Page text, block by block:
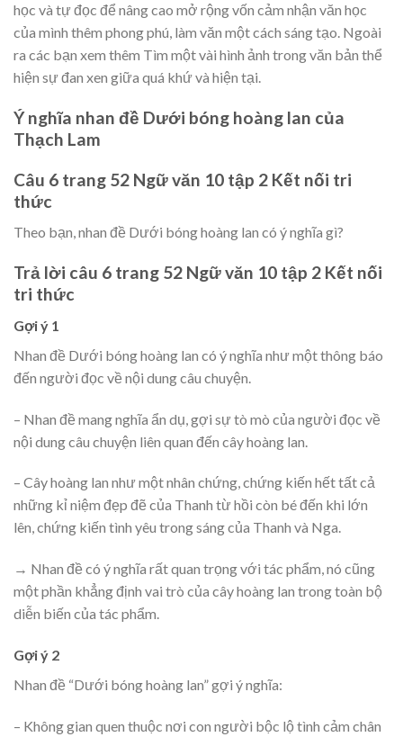
học và tự đọc để nâng cao mở rộng vốn cảm nhận văn học
của mình thêm phong phú, làm văn một cách sáng tạo. Ngoài
ra các bạn xem thêm Tìm một vài hình ảnh trong văn bản thể
hiện sự đan xen giữa quá khứ và hiện tại.
Ý nghĩa nhan đề Dưới bóng hoàng lan của
Thạch Lam
Câu 6 trang 52 Ngữ văn 10 tập 2 Kết nối tri
thức
Theo bạn, nhan đề Dưới bóng hoàng lan có ý nghĩa gì?
Trả lời câu 6 trang 52 Ngữ văn 10 tập 2 Kết nối
tri thức
Gợi ý 1
Nhan đề Dưới bóng hoàng lan có ý nghĩa như một thông báo
đến người đọc về nội dung câu chuyện.
– Nhan đề mang nghĩa ẩn dụ, gợi sự tò mò của người đọc về
nội dung câu chuyện liên quan đến cây hoàng lan.
– Cây hoàng lan như một nhân chứng, chứng kiến hết tất cả
những kỉ niệm đẹp đẽ của Thanh từ hồi còn bé đến khi lớn
lên, chứng kiến tình yêu trong sáng của Thanh và Nga.
→ Nhan đề có ý nghĩa rất quan trọng với tác phẩm, nó cũng
một phần khẳng định vai trò của cây hoàng lan trong toàn bộ
diễn biến của tác phẩm.
Gợi ý 2
Nhan đề “Dưới bóng hoàng lan” gợi ý nghĩa:
– Không gian quen thuộc nơi con người bộc lộ tình cảm chân